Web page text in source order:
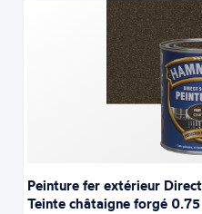
Peinture fer extérieur
Teinte châtaigne forgé